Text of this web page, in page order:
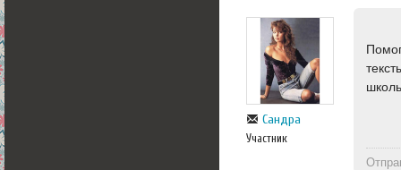
Сандра
Участник